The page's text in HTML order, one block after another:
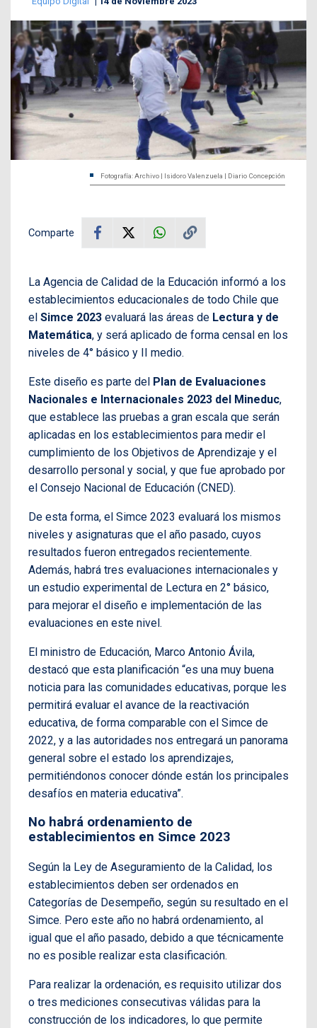
Fotografía: Archivo | Isidoro Valenzuela | Diario Concepción
Comparte
La Agencia de Calidad de la Educación informó a los
establecimientos educacionales de todo Chile que
el Simce 2023 evaluará las áreas de Lectura y de
Matemática, y será aplicado de forma censal en los
niveles de 4° básico y II medio.
Este diseño es parte del Plan de Evaluaciones
Nacionales e Internacionales 2023 del Mineduc,
que establece las pruebas a gran escala que serán
aplicadas en los establecimientos para medir el
cumplimiento de los Objetivos de Aprendizaje y el
desarrollo personal y social, y que fue aprobado por
el Consejo Nacional de Educación (CNED).
De esta forma, el Simce 2023 evaluará los mismos
niveles y asignaturas que el año pasado, cuyos
resultados fueron entregados recientemente.
Además, habrá tres evaluaciones internacionales y
un estudio experimental de Lectura en 2° básico,
para mejorar el diseño e implementación de las
evaluaciones en este nivel.
El ministro de Educación, Marco Antonio Ávila,
destacó que esta planificación “es una muy buena
noticia para las comunidades educativas, porque les
permitirá evaluar el avance de la reactivación
educativa, de forma comparable con el Simce de
2022, y a las autoridades nos entregará un panorama
general sobre el estado los aprendizajes,
permitiéndonos conocer dónde están los principales
desafíos en materia educativa”.
No habrá ordenamiento de
establecimientos en Simce 2023
Según la Ley de Aseguramiento de la Calidad, los
establecimientos deben ser ordenados en
Categorías de Desempeño, según su resultado en el
Simce. Pero este año no habrá ordenamiento, al
igual que el año pasado, debido a que técnicamente
no es posible realizar esta clasificación.
Para realizar la ordenación, es requisito utilizar dos
o tres mediciones consecutivas válidas para la
construcción de los indicadores, lo que permite